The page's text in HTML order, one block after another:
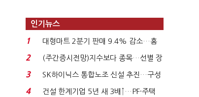
인기뉴스
1
대형마트 2분기 판매 9.4% 감소…홈
플러스 사태 여파...
2
(주간증시전망)지수보다 종목…선별 장
세 이어진다...
3
SK하이닉스 통합노조 신설 추진…구성
원 간 성과급 불...
4
건설 한계기업 5년 새 3배↑…PF·주택